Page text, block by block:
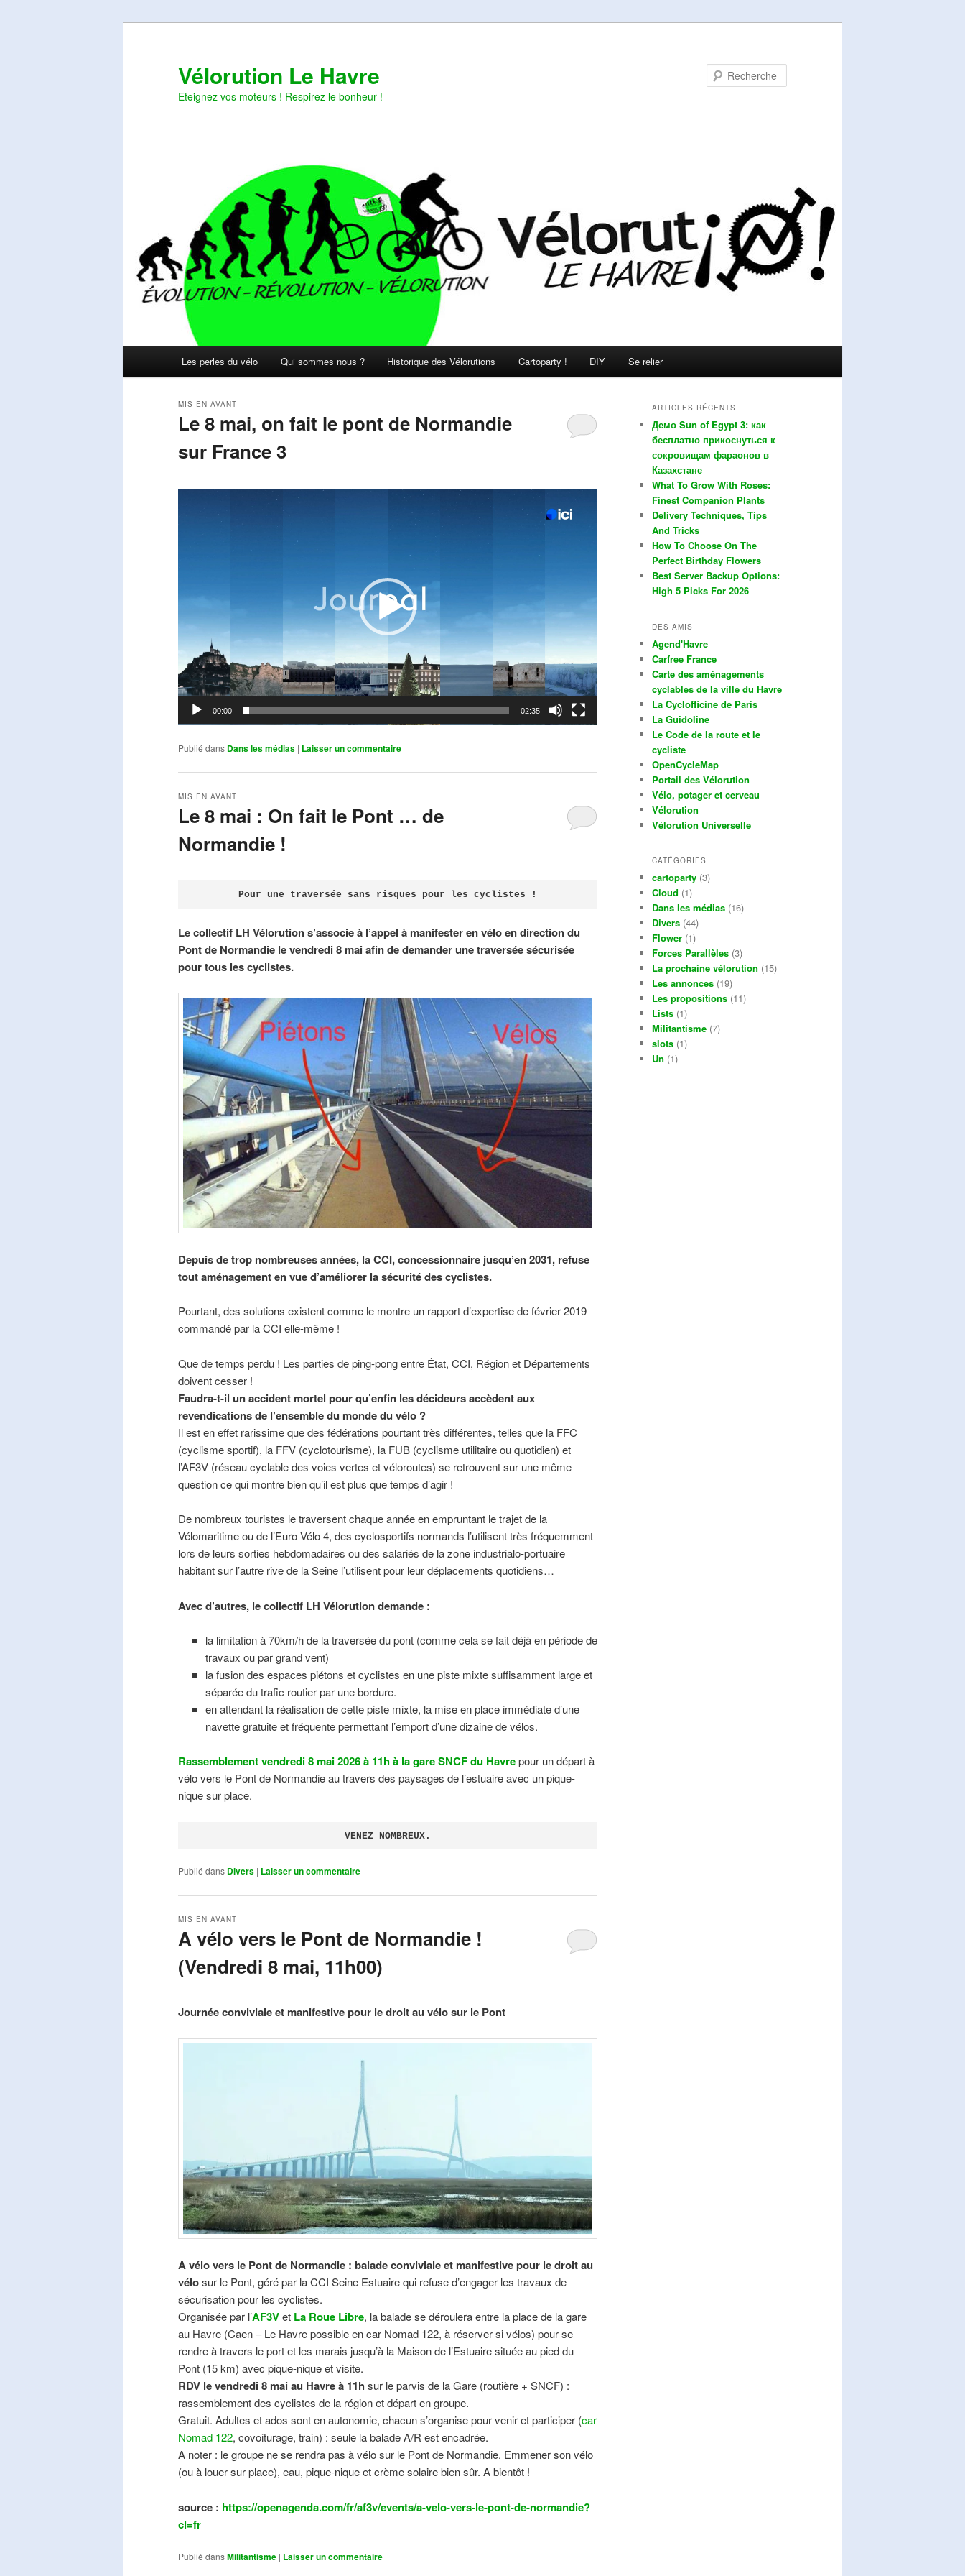
Vélorution Le Havre
Eteignez vos moteurs ! Respirez le bonheur !
Les perles du vélo Qui sommes nous ? Historique des Vélorutions Cartoparty ! DIY Se relier
Le 8 mai, on fait le pont de Normandie
sur France 3
MIS EN AVANT
00:00 02:35
Publié dans Dans les médias | Laisser un commentaire
Le 8 mai : On fait le Pont … de
Normandie !
MIS EN AVANT
Pour une traversée sans risques pour les cyclistes !
Le collectif LH Vélorution s’associe à l’appel à manifester en vélo en direction du
Pont de Normandie le vendredi 8 mai afin de demander une traversée sécurisée
pour tous les cyclistes.
Depuis de trop nombreuses années, la CCI, concessionnaire jusqu’en 2031, refuse
tout aménagement en vue d’améliorer la sécurité des cyclistes.
Pourtant, des solutions existent comme le montre un rapport d’expertise de février 2019
commandé par la CCI elle-même !
Que de temps perdu ! Les parties de ping-pong entre État, CCI, Région et Départements
doivent cesser !
Faudra-t-il un accident mortel pour qu’enfin les décideurs accèdent aux
revendications de l’ensemble du monde du vélo ?
Il est en effet rarissime que des fédérations pourtant très différentes, telles que la FFC
(cyclisme sportif), la FFV (cyclotourisme), la FUB (cyclisme utilitaire ou quotidien) et
l’AF3V (réseau cyclable des voies vertes et véloroutes) se retrouvent sur une même
question ce qui montre bien qu’il est plus que temps d’agir !
De nombreux touristes le traversent chaque année en empruntant le trajet de la
Vélomaritime ou de l’Euro Vélo 4, des cyclosportifs normands l’utilisent très fréquemment
lors de leurs sorties hebdomadaires ou des salariés de la zone industrialo-portuaire
habitant sur l’autre rive de la Seine l’utilisent pour leur déplacements quotidiens…
Avec d’autres, le collectif LH Vélorution demande :
la limitation à 70km/h de la traversée du pont (comme cela se fait déjà en période de
travaux ou par grand vent)
la fusion des espaces piétons et cyclistes en une piste mixte suffisamment large et
séparée du trafic routier par une bordure.
en attendant la réalisation de cette piste mixte, la mise en place immédiate d’une
navette gratuite et fréquente permettant l’emport d’une dizaine de vélos.
Rassemblement vendredi 8 mai 2026 à 11h à la gare SNCF du Havrepour un départ à
vélo vers le Pont de Normandie au travers des paysages de l’estuaire avec un pique-
nique sur place.
VENEZ NOMBREUX.
Publié dans Divers | Laisser un commentaire
A vélo vers le Pont de Normandie !
(Vendredi 8 mai, 11h00)
MIS EN AVANT
Journée conviviale et manifestive pour le droit au vélo sur le Pont
A vélo vers le Pont de Normandie : balade conviviale et manifestivepour le droit au
vélosur le Pont, géré par la CCI Seine Estuaire qui refuse d’engager les travaux de
sécurisation pour les cyclistes.
Organisée par l’AF3Vet La Roue Libre, la balade se déroulera entre la place de la gare
au Havre (Caen – Le Havre possible en car Nomad 122, à réserver si vélos) pour se
rendre à travers le port et les marais jusqu’à la Maison de l’Estuaire située au pied du
Pont (15 km) avec pique-nique et visite.
RDV le vendredi 8 mai au Havre à 11h sur le parvis de la Gare (routière + SNCF) :
rassemblement des cyclistes de la région et départ en groupe.
Gratuit. Adultes et ados sont en autonomie, chacun s’organise pour venir et participer (car
Nomad 122, covoiturage, train) : seule la balade A/R est encadrée.
A noter : le groupe ne se rendra pas à vélo sur le Pont de Normandie. Emmener son vélo
(ou à louer sur place), eau, pique-nique et crème solaire bien sûr. A bientôt !
source : https://openagenda.com/fr/af3v/events/a-velo-vers-le-pont-de-normandie?
cl=fr
Publié dansMilitantisme | Laisser un commentaire
ARTICLES RÉCENTS
Демо Sun of Egypt 3: как
бесплатно прикоснуться к
сокровищам фараонов в
Казахстане
What To Grow With Roses:
Finest Companion Plants
Delivery Techniques, Tips
And Tricks
How To Choose On The
Perfect Birthday Flowers
Best Server Backup Options:
High 5 Picks For 2026
DES AMIS
Agend'Havre
Carfree France
Carte des aménagements
cyclables de la ville du Havre
La Cyclofficine de Paris
La Guidoline
Le Code de la route et le
cycliste
OpenCycleMap
Portail des Vélorution
Vélo, potager et cerveau
Vélorution
Vélorution Universelle
CATÉGORIES
cartoparty (3)
Cloud (1)
Dans les médias (16)
Divers (44)
Flower (1)
Forces Parallèles (3)
La prochaine vélorution (15)
Les annonces (19)
Les propositions (11)
Lists (1)
Militantisme (7)
slots (1)
Un (1)